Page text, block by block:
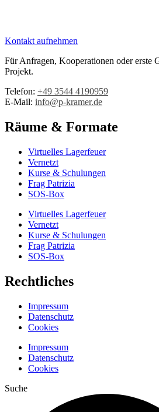
Kontakt aufnehmen
Für Anfragen, Kooperationen oder erste
Projekt.
Telefon: +49 3544 4190959‬
E-Mail: info@p-kramer.de
Räume & Formate
Virtuelles Lagerfeuer
Vernetzt
Kurse & Schulungen
Frag Patrizia
SOS-Box
Virtuelles Lagerfeuer
Vernetzt
Kurse & Schulungen
Frag Patrizia
SOS-Box
Rechtliches
Impressum
Datenschutz
Cookies
Impressum
Datenschutz
Cookies
Suche